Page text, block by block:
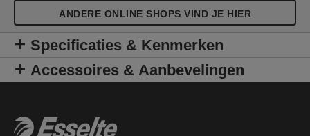
ANDERE ONLINE SHOPS VIND JE HIER
Specificaties & Kenmerken
Accessoires & Aanbevelingen